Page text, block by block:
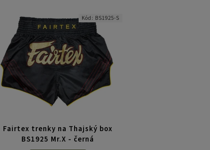
Fairtex trenky na Thajský box
BS1925 Mr.X - černá
Kód: BS1925-S